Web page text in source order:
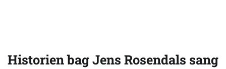
Historien bag Jens Rosendals sang